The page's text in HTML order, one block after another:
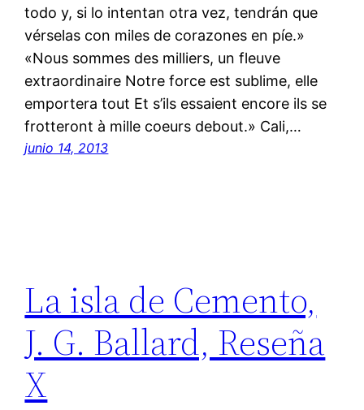
todo y, si lo intentan otra vez, tendrán que
vérselas con miles de corazones en píe.»
«Nous sommes des milliers, un fleuve
extraordinaire Notre force est sublime, elle
emportera tout Et s’ils essaient encore ils se
frotteront à mille coeurs debout.» Cali,…
junio 14, 2013
La isla de Cemento,
J. G. Ballard, Reseña
X